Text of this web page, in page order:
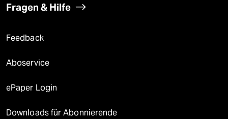
Fragen & Hilfe
Feedback
Aboservice
ePaper Login
Downloads für Abonnierende